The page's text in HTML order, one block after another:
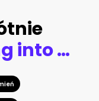
anchor dropping into water